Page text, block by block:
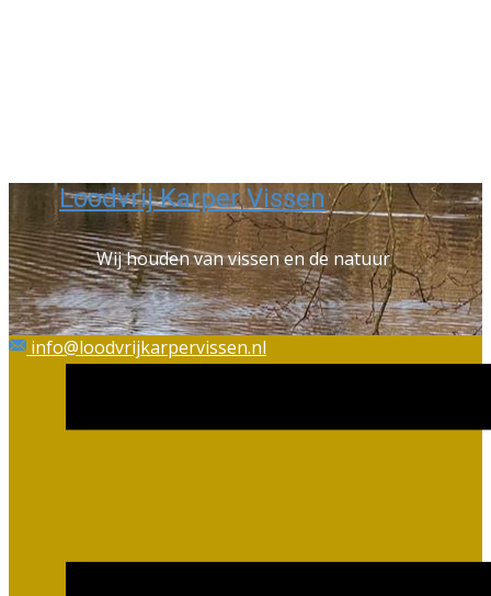
Loodvrij Karper Vissen
Wij houden van vissen en de natuur
info@loodvrijkarpervissen.nl